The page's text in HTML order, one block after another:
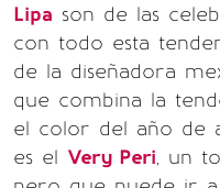
Lipa son de las
con todo esta
de la diseñadora
que combina la
el color del año de
es el Very Peri, un